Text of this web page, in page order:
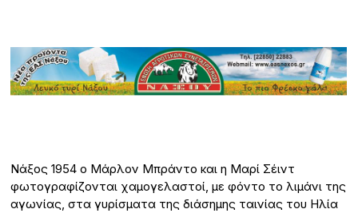
Νάξος 1954 ο Μάρλον Μπράντο και η Μαρί Σέιντ
φωτογραφίζονται χαμογελαστοί, με φόντο το λιμάνι της
αγωνίας, στα γυρίσματα της διάσημης ταινίας του Ηλία